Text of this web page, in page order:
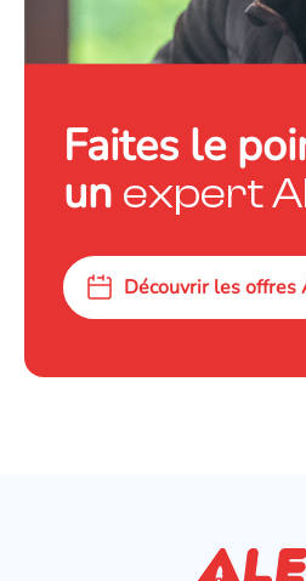
Faites le
un expert
Découvrir les offres